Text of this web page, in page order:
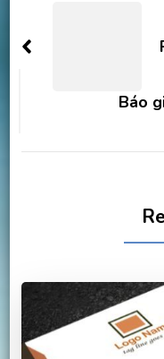
Navigation
Báo